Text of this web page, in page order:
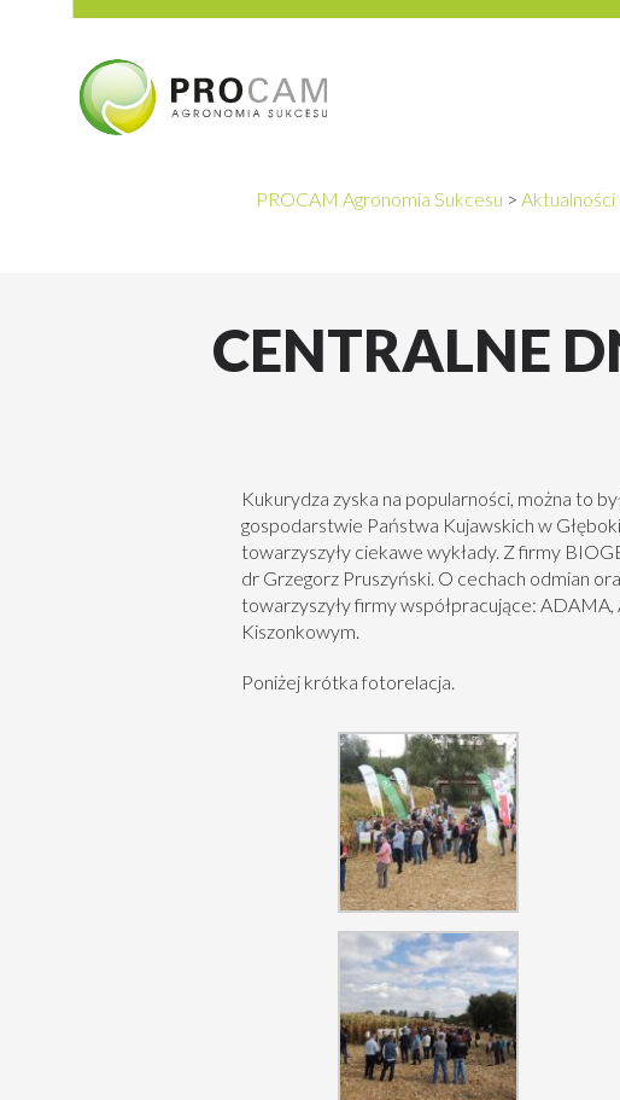
PROCAM Agronomia Sukcesu > Aktualności
CENTRALNE
Kukurydza zyska na popularności, można to
gospodarstwie Państwa Kujawskich w
towarzyszyły ciekawe wykłady. Z firmy
dr Grzegorz Pruszyński. O cechach odmian
towarzyszyły firmy współpracujące:
Kiszonkowym.
Poniżej krótka fotorelacja.